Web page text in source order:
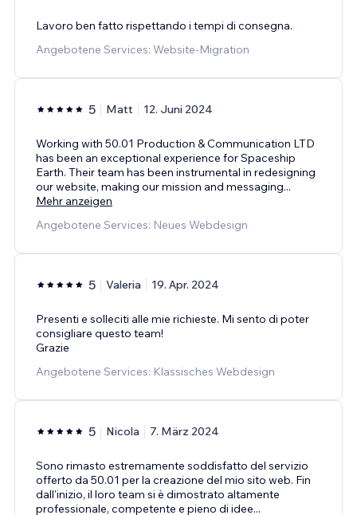
Lavoro ben fatto rispettando i tempi di consegna.
Angebotene Services: Website-Migration
5 Matt 12. Juni 2024
Working with 50.01 Production & Communication LTD
has been an exceptional experience for Spaceship
Earth. Their team has been instrumental in redesigning
our website, making our mission and messaging...
Mehr anzeigen
Angebotene Services: Neues Webdesign
5 Valeria 19. Apr. 2024
Presenti e solleciti alle mie richieste. Mi sento di poter
consigliare questo team!
Grazie
Angebotene Services: Klassisches Webdesign
5 Nicola 7. März 2024
Sono rimasto estremamente soddisfatto del servizio
offerto da 50.01 per la creazione del mio sito web. Fin
dall'inizio, il loro team si è dimostrato altamente
professionale, competente e pieno di idee...